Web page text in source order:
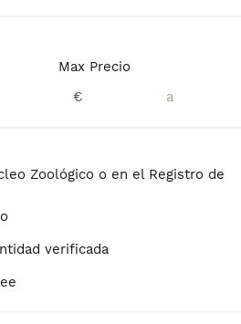
Max Precio
€
Zoológico o en el Registro de
verificada